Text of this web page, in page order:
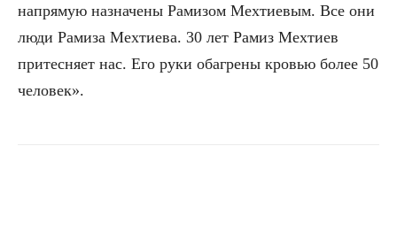
напрямую назначены Рамизом Мехтиевым. Все они
люди Рамиза Мехтиева. 30 лет Рамиз Мехтиев
притесняет нас. Его руки обагрены кровью более 50
человек».